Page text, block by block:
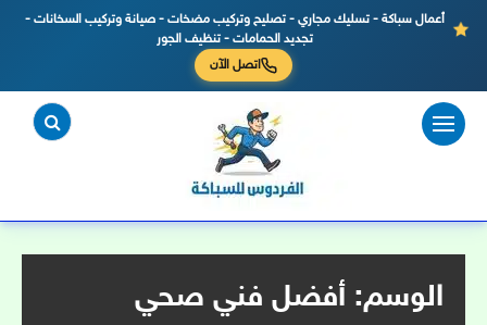
أعمال سباكة - تسليك مجاري - تصليح وتركيب مضخات - صيانة وتركيب السخانات -
تجديد الحمامات - تنظيف الجور
اتصل الآن
التجاوز
المحتوى
الوسم: أفضل فني صحي